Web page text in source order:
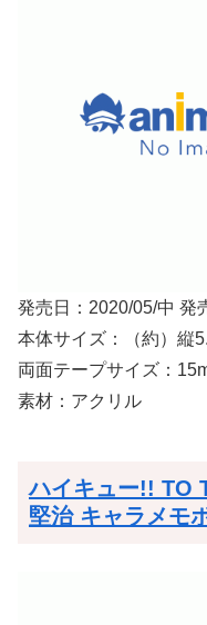
発売日：2020/05/中 発
本体サイズ：（約）縦
両面テープサイズ：
素材：アクリル
ハイキュー!! TO
堅治 キャラメモ